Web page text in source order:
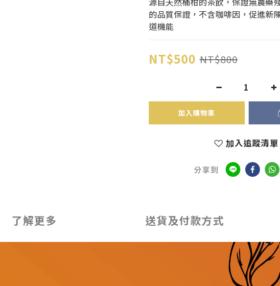
的品質保證，不含咖啡因，促進新
道機能
NT$500 NT$800
加入購物車
加入追蹤清單
分享到
了解更多 送貨及付款方式